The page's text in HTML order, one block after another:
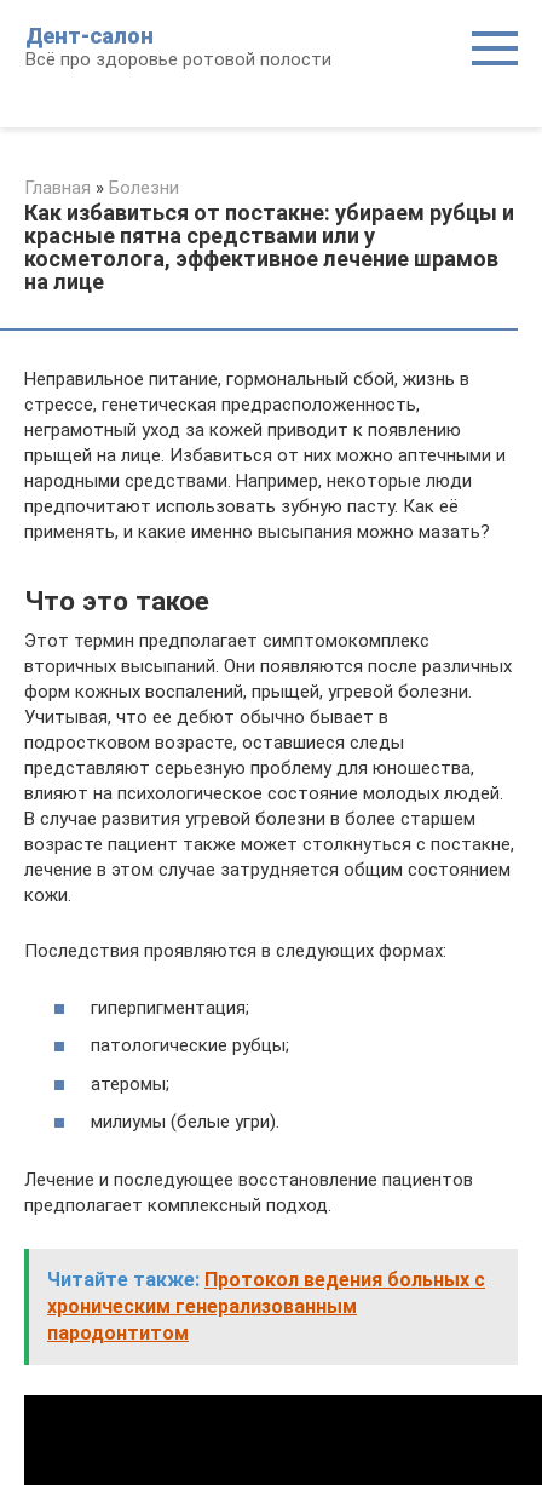
контенту
Дент-салон
Всё про здоровье ротовой полости
Главная » Болезни
Как избавиться от постакне: убираем рубцы и
красные пятна средствами или у
косметолога, эффективное лечение шрамов
на лице
Неправильное питание, гормональный сбой, жизнь в
стрессе, генетическая предрасположенность,
неграмотный уход за кожей приводит к появлению
прыщей на лице. Избавиться от них можно аптечными и
народными средствами. Например, некоторые люди
предпочитают использовать зубную пасту. Как её
применять, и какие именно высыпания можно мазать?
Что это такое
Этот термин предполагает симптомокомплекс
вторичных высыпаний. Они появляются после различных
форм кожных воспалений, прыщей, угревой болезни.
Учитывая, что ее дебют обычно бывает в
подростковом возрасте, оставшиеся следы
представляют серьезную проблему для юношества,
влияют на психологическое состояние молодых людей.
В случае развития угревой болезни в более старшем
возрасте пациент также может столкнуться с постакне,
лечение в этом случае затрудняется общим состоянием
кожи.
Последствия проявляются в следующих формах:
гиперпигментация;
патологические рубцы;
атеромы;
милиумы (белые угри).
Лечение и последующее восстановление пациентов
предполагает комплексный подход.
Читайте также: Протокол ведения больных с
хроническим генерализованным
пародонтитом